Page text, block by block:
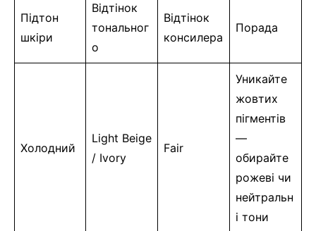
Підтон
шкіри
Відтінок
тональног
о
Відтінок
консилера
Порада
Холодний
Light Beige
/ Ivory
Fair
Уникайте
жовтих
пігментів
—
обирайте
рожеві чи
нейтральн
і тони